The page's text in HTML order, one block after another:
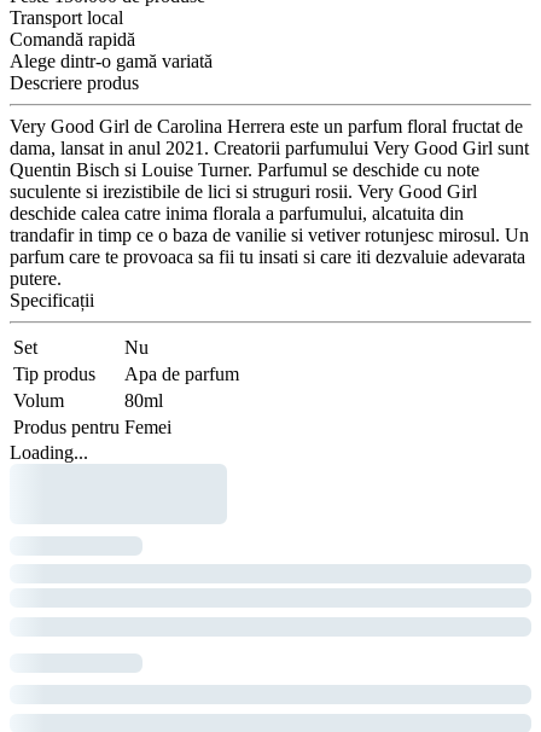
Transport local
Comandă rapidă
Alege dintr-o gamă variată
Descriere produs
Very Good Girl de Carolina Herrera este un parfum floral fructat de
dama, lansat in anul 2021. Creatorii parfumului Very Good Girl sunt
Quentin Bisch si Louise Turner. Parfumul se deschide cu note
suculente si irezistibile de lici si struguri rosii. Very Good Girl
deschide calea catre inima florala a parfumului, alcatuita din
trandafir in timp ce o baza de vanilie si vetiver rotunjesc mirosul. Un
parfum care te provoaca sa fii tu insati si care iti dezvaluie adevarata
putere.
Specificații
Set
Nu
Tip produs
Apa de parfum
Volum
80ml
Produs pentru Femei
Loading...